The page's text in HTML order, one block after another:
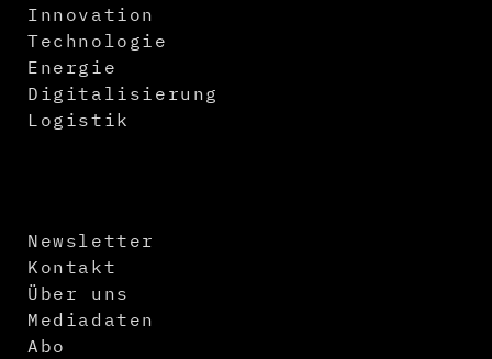
Innovation
Technologie
Energie
Digitalisierung
Logistik
Newsletter
Kontakt
Über uns
Mediadaten
Abo